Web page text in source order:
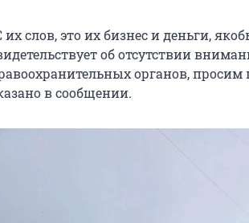
их слов, это их бизнес и деньги,
об отсутствии
органов, просим
в сообщении.